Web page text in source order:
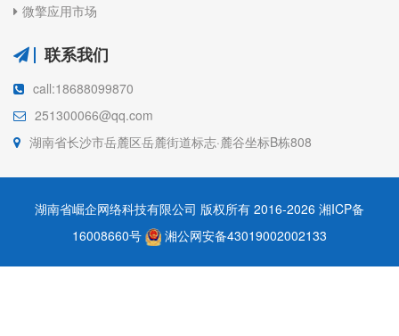
微擎应用市场
联系我们
call:18688099870
251300066@qq.com
湖南省长沙市岳麓区岳麓街道标志·麓谷坐标B栋808
湖南省崛企网络科技有限公司 版权所有 2016-2026 湘ICP备
16008660号
湘公网安备43019002002133